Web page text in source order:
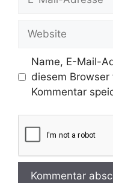
Mail-
Name, E-Mail-
diesem
Kommentar